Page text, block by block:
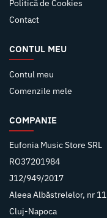
Politică de Cookies
Contact
CONTUL MEU
Contul meu
Comenzile mele
COMPANIE
Eufonia Music Store SRL
RO37201984
J12/949/2017
Aleea Albăstrelelor, nr 11
Cluj-Napoca